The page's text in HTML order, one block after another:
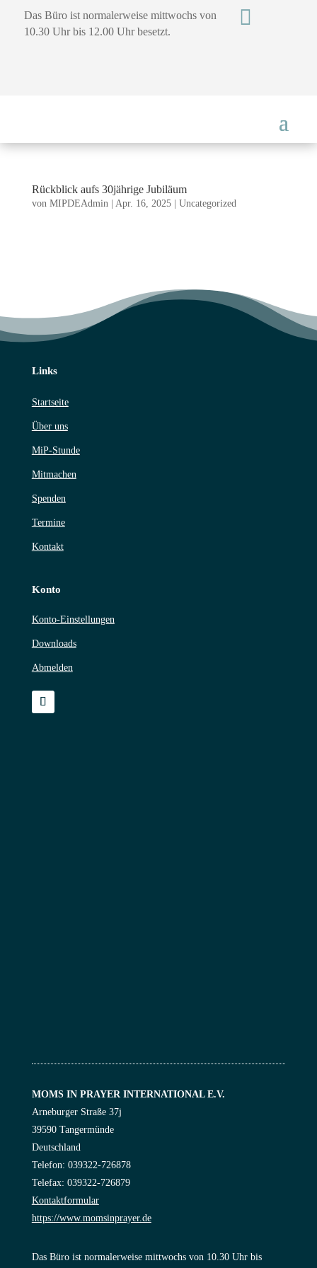
Das Büro ist normalerweise mittwochs von
10.30 Uhr bis 12.00 Uhr besetzt.

Rückblick aufs 30jährige Jubiläum
von MIPDEAdmin| Apr. 16, 2025| Uncategorized
Links
Startseite
Über uns
MiP-Stunde
Mitmachen
Spenden
Termine
Kontakt
Konto
Konto-Einstellungen
Downloads
Abmelden
MOMS IN PRAYER INTERNATIONAL E.V.
Arneburger Straße 37j
39590 Tangermünde
Deutschland
Telefon: 039322-726878
Telefax: 039322-726879
Kontaktformular
https://www.momsinprayer.de
Das Büro ist normalerweise mittwochs von 10.30 Uhr bis